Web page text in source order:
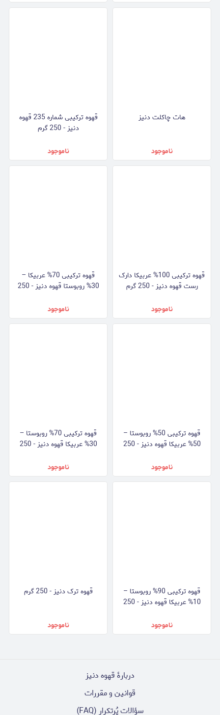
هات چاکلت دنیز
ناموجود
قهوه ترکیبی شماره 235 قهوه
دنیز - 250 گرم
ناموجود
قهوه ترکیبی 100% عربیکا دارک
رست قهوه دنیز - 250 گرم
ناموجود
قهوه ترکیبی 70% عربیکا –
30% روبوستا قهوه دنیز - 250
ناموجود
قهوه ترکیبی 50% روبوستا –
50% عربیکا قهوه دنیز - 250
ناموجود
قهوه ترکیبی 70% روبوستا –
30% عربیکا قهوه دنیز - 250
ناموجود
قهوه ترکیبی 90% روبوستا –
10% عربیکا قهوه دنیز - 250
ناموجود
قهوه ترک دنیز - 250 گرم
ناموجود
دربارۀ قهوه دنیز
قوانین و مقررات
سؤالات پُرتکرار (FAQ)